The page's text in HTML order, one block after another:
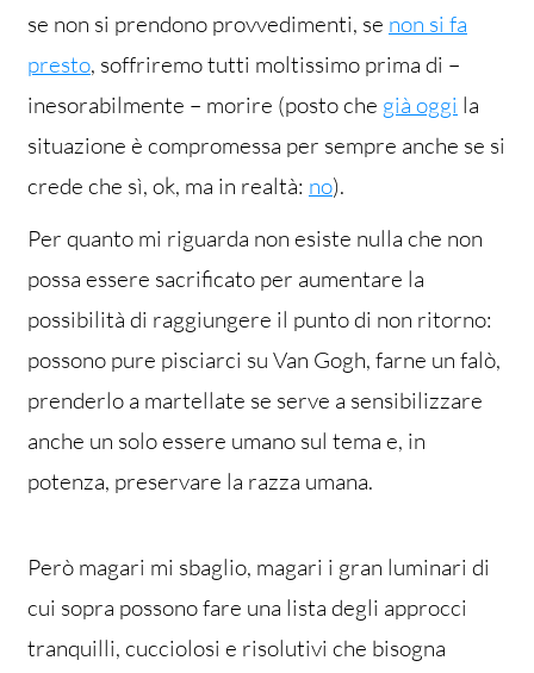
se non si prendono provvedimenti, se non si fa
presto, soffriremo tutti moltissimo prima di –
inesorabilmente – morire (posto che già oggi la
situazione è compromessa per sempre anche se si
crede che sì, ok, ma in realtà: no).
Per quanto mi riguarda non esiste nulla che non
possa essere sacrificato per aumentare la
possibilità di raggiungere il punto di non ritorno:
possono pure pisciarci su Van Gogh, farne un falò,
prenderlo a martellate se serve a sensibilizzare
anche un solo essere umano sul tema e, in
potenza, preservare la razza umana.
Però magari mi sbaglio, magari i gran luminari di
cui sopra possono fare una lista degli approcci
tranquilli, cucciolosi e risolutivi che bisogna